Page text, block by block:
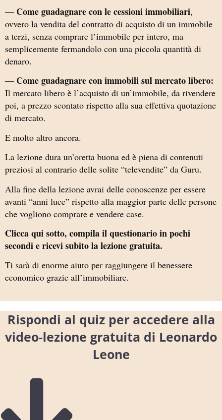
— Come guadagnare con le cessioni immobiliari,
ovvero la vendita del contratto di acquisto di un immobile
a terzi, senza comprare l’immobile per intero, ma
semplicemente fermandolo con una piccola quantità di
denaro.
— Come guadagnare con immobili sul mercato libero:
Il mercato libero è l’acquisto di un’immobile, da rivendere
poi, a prezzo scontato rispetto alla sua effettiva quotazione
di mercato.
E molto altro ancora.
La lezione dura un’oretta buona ed è piena di contenuti
preziosi al contrario delle solite “televendite” da Guru.
Alla fine della lezione avrai delle conoscenze per essere
avanti “anni luce” rispetto alla maggior parte delle persone
che vogliono comprare e vendere case.
Clicca qui sotto, compila il questionario in pochi
secondi e ricevi subito la lezione gratuita.
Ti sarà di enorme aiuto per raggiungere il benessere
economico grazie all’immobiliare.
Rispondi al quiz per accedere alla
video-lezione gratuita di Leonardo
Leone